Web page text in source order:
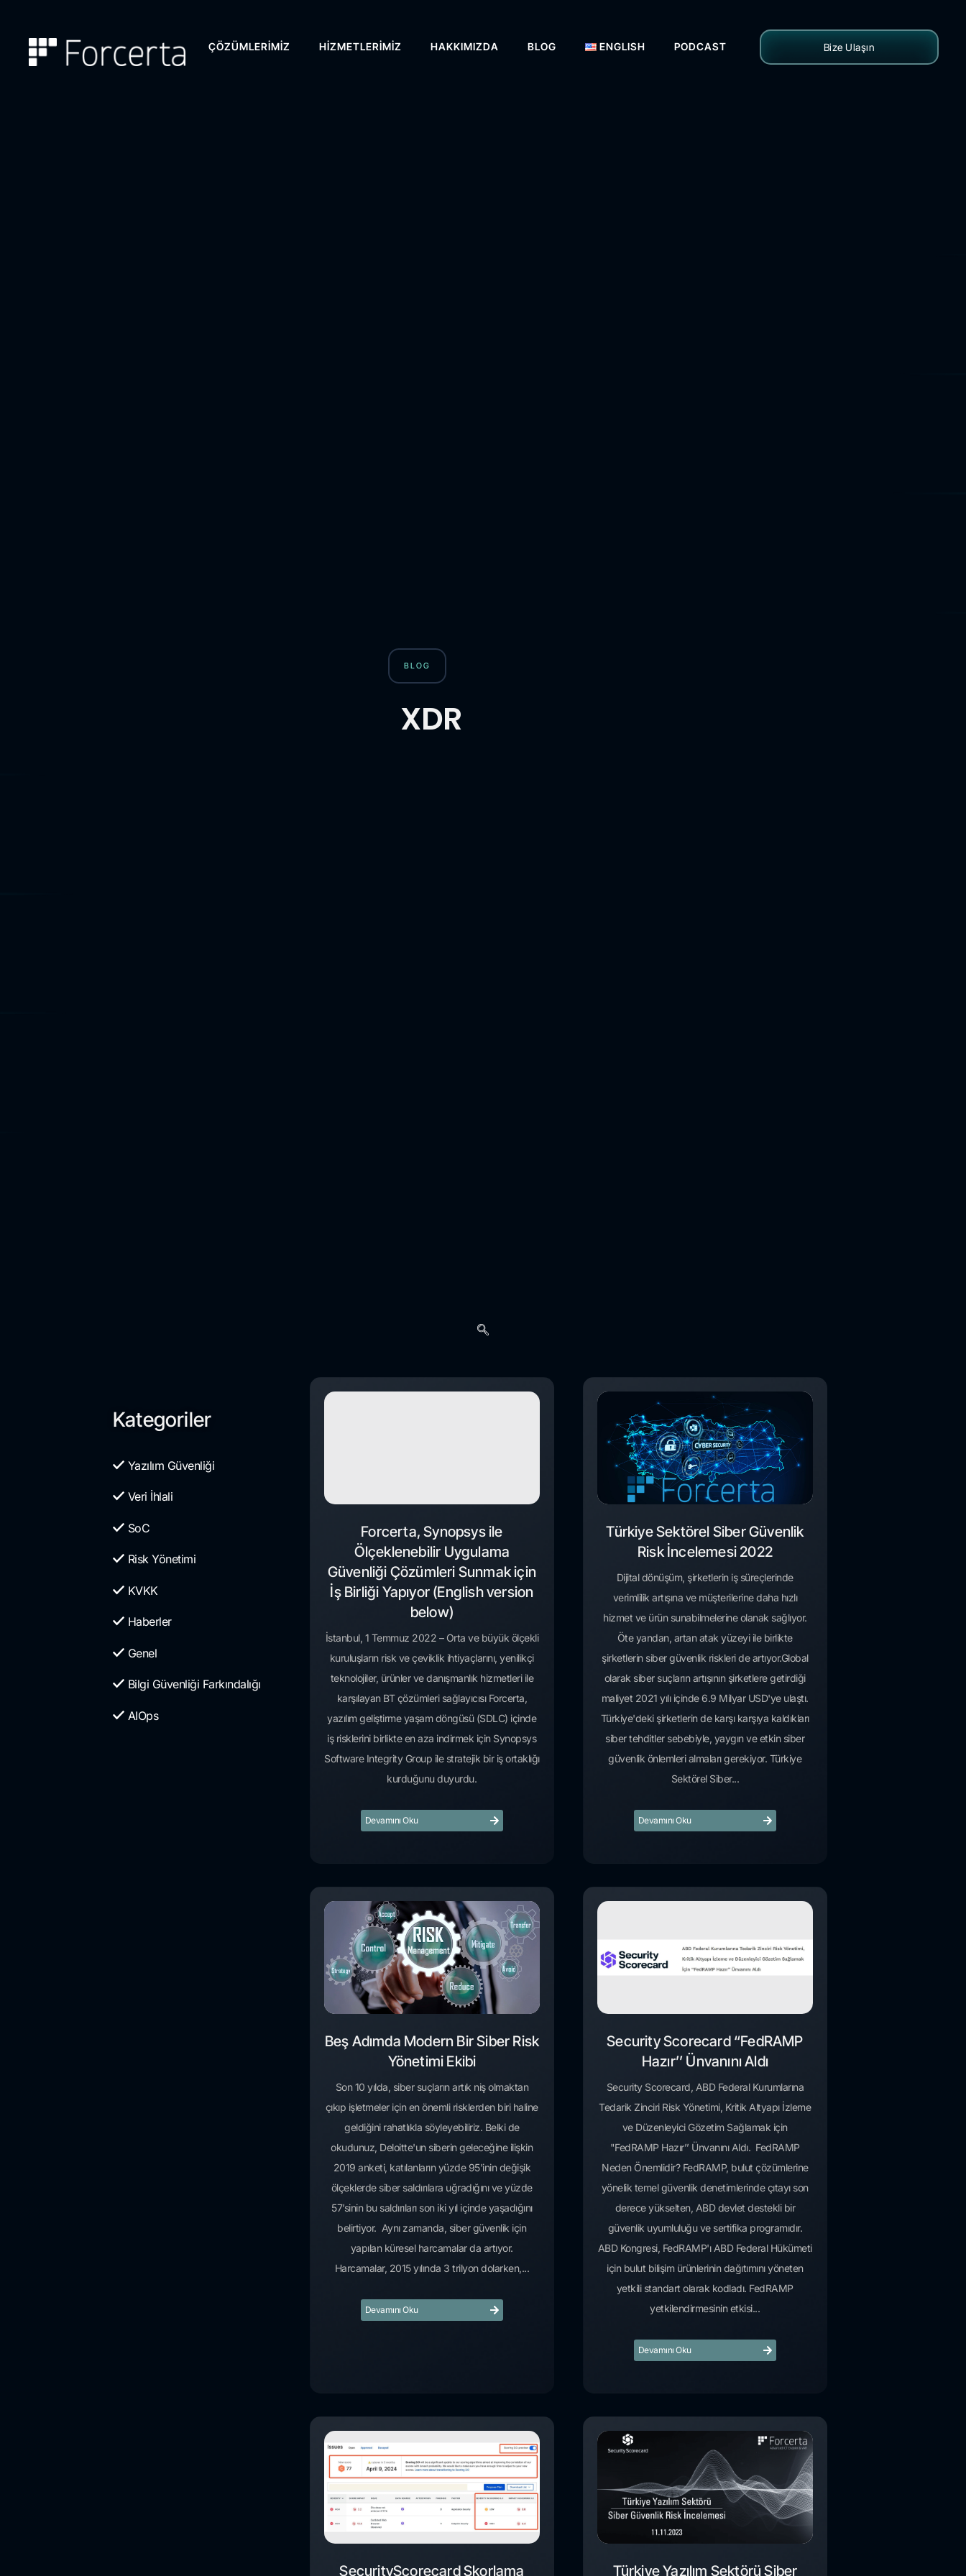
ÇÖZÜMLERIMIZ HIZMETLERIMIZ HAKKIMIZDA BLOG ENGLISH PODCAST Bize Ulaşın
BLOG
XDR
Kategoriler
Yazılım Güvenliği
Veri İhlali
SoC
Risk Yönetimi
KVKK
Haberler
Genel
Bilgi Güvenliği Farkındalığı
AIOps
Forcerta, Synopsys ile
Ölçeklenebilir Uygulama
Güvenliği Çözümleri Sunmak için
İş Birliği Yapıyor (English version
below)
İstanbul, 1 Temmuz 2022 – Orta ve büyük ölçekli
kuruluşların risk ve çeviklik ihtiyaçlarını, yenilikçi
teknolojiler, ürünler ve danışmanlık hizmetleri ile
karşılayan BT çözümleri sağlayıcısı Forcerta,
yazılım geliştirme yaşam döngüsü (SDLC) içinde
iş risklerini birlikte en aza indirmek için Synopsys
Software Integrity Group ile stratejik bir iş ortaklığı
kurduğunu duyurdu.
Devamını Oku
Türkiye Sektörel Siber Güvenlik
Risk İncelemesi 2022
Dijital dönüşüm, şirketlerin iş süreçlerinde
verimlilik artışına ve müşterilerine daha hızlı
hizmet ve ürün sunabilmelerine olanak sağlıyor.
Öte yandan, artan atak yüzeyi ile birlikte
şirketlerin siber güvenlik riskleri de artıyor.Global
olarak siber suçların artışının şirketlere getirdiği
maliyet 2021 yılı içinde 6.9 Milyar USD'ye ulaştı.
Türkiye'deki şirketlerin de karşı karşıya kaldıkları
siber tehditler sebebiyle, yaygın ve etkin siber
güvenlik önlemleri almaları gerekiyor. Türkiye
Sektörel Siber...
Devamını Oku
Beş Adımda Modern Bir Siber Risk
Yönetimi Ekibi
Son 10 yılda, siber suçların artık niş olmaktan
çıkıp işletmeler için en önemli risklerden biri haline
geldiğini rahatlıkla söyleyebiliriz. Belki de
okudunuz, Deloitte'un siberin geleceğine ilişkin
2019 anketi, katılanların yüzde 95'inin değişik
ölçeklerde siber saldırılara uğradığını ve yüzde
57’sinin bu saldırıları son iki yıl içinde yaşadığını
belirtiyor. Aynı zamanda, siber güvenlik için
yapılan küresel harcamalar da artıyor.
Harcamalar, 2015 yılında 3 trilyon dolarken,...
Devamını Oku
Security Scorecard “FedRAMP
Hazır’’ Ünvanını Aldı
Security Scorecard, ABD Federal Kurumlarına
Tedarik Zinciri Risk Yönetimi, Kritik Altyapı İzleme
ve Düzenleyici Gözetim Sağlamak için
"FedRAMP Hazır’’ Ünvanını Aldı. FedRAMP
Neden Önemlidir? FedRAMP, bulut çözümlerine
yönelik temel güvenlik denetimlerinde çıtayı son
derece yükselten, ABD devlet destekli bir
güvenlik uyumluluğu ve sertifika programıdır.
ABD Kongresi, FedRAMP'ı ABD Federal Hükümeti
için bulut bilişim ürünlerinin dağıtımını yöneten
yetkili standart olarak kodladı. FedRAMP
yetkilendirmesinin etkisi...
Devamını Oku
SecurityScorecard Skorlama Türkiye Yazılım Sektörü Siber